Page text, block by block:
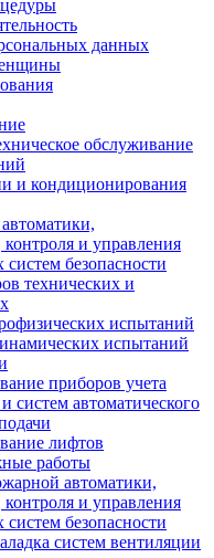
данных
обслуживание
и кондиционирования
и управления
безопасности
технических и
испытаний
испытаний
приборов учета
систем автоматического
лифтов
работы
автоматики,
и управления
безопасности
систем вентиляции